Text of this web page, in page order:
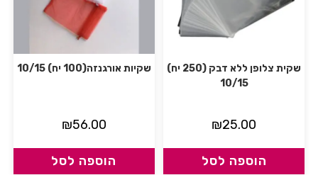
שקית צלופן ללא דבק (250 יח)
10/15
₪25.00
הוספה לסל
שקיות אורגנזה(100 יח) 10/15
₪56.00
הוספה לסל